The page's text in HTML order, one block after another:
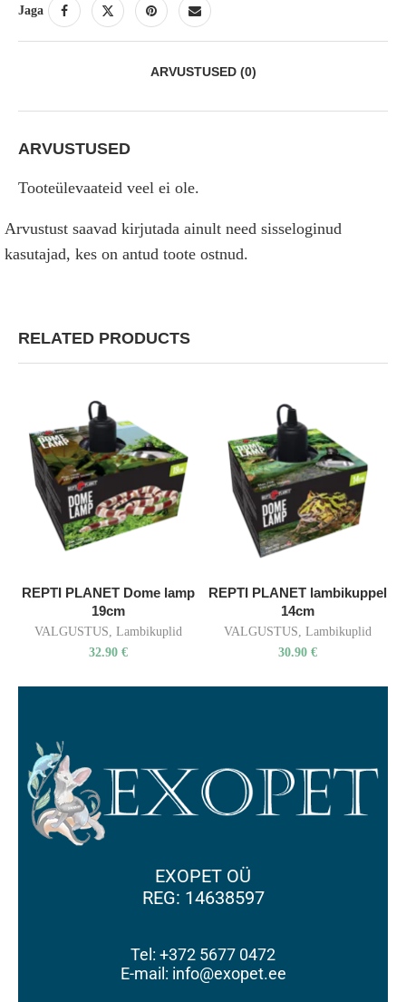
Jaga
ARVUSTUSED (0)
ARVUSTUSED
Tooteülevaateid veel ei ole.
Arvustust saavad kirjutada ainult need sisseloginud
kasutajad, kes on antud toote ostnud.
RELATED PRODUCTS
REPTI PLANET Dome lamp
19cm
VALGUSTUS Lambikuplid
32.90 €
REPTI PLANET lambikuppel
14cm
VALGUSTUS Lambikuplid
30.90 €
EXOPET OÜ
REG: 14638597
Tel: +372 5677 0472
E-mail: info@exopet.ee